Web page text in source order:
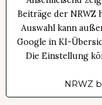
Beiträge der NRWZ
Auswahl kann
Google in KI-
Die Einstellung
NRWZ